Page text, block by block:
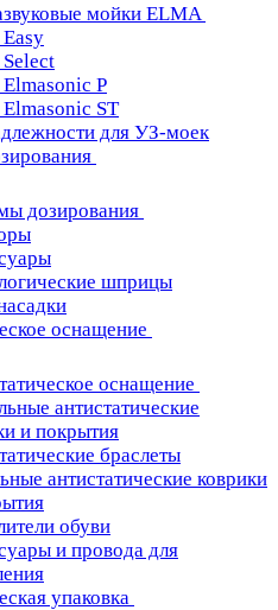
мойки ELMA
P
ST
для УЗ-моек
дозирования
шприцы
оснащение
оснащение
антистатические
и покрытия
браслеты
антистатические коврики
обуви
и провода для
упаковка